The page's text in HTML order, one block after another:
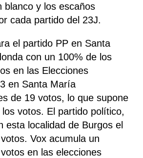
blanco y los escaños
cada partido del 23J.
el partido PP en Santa
con un 100% de los
en las Elecciones
en Santa María
de 19 votos, lo que supone
votos. El partido político,
esta localidad de Burgos el
Vox acumula un
en las elecciones